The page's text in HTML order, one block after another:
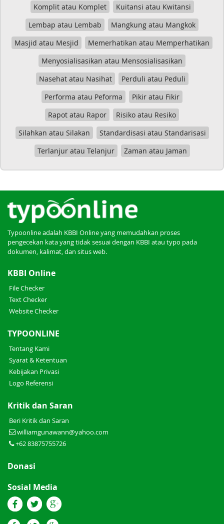
Komplit atau Komplet
Kuitansi atau Kwitansi
Lembap atau Lembab
Mangkung atau Mangkok
Masjid atau Mesjid
Memerhatikan atau Memperhatikan
Menyosialisasikan atau Mensosialisasikan
Nasehat atau Nasihat
Perduli atau Peduli
Performa atau Peforma
Pikir atau Fikir
Rapot atau Rapor
Risiko atau Resiko
Silahkan atau Silakan
Standardisasi atau Standarisasi
Terlanjur atau Telanjur
Zaman atau Jaman
Typoonline adalah KBBI Online yang memudahkan proses
pengecekan kata yang tidak sesuai dengan KBBI atau typo pada
dokumen, kalimat, dan situs web.
KBBI Online
File Checker
Text Checker
Website Checker
TYPOONLINE
Tentang Kami
Syarat & Ketentuan
Kebijakan Privasi
Logo Referensi
Kritik dan Saran
Beri Kritik dan Saran
williamgunawann@yahoo.com
+62 83875755726
Donasi
Sosial Media